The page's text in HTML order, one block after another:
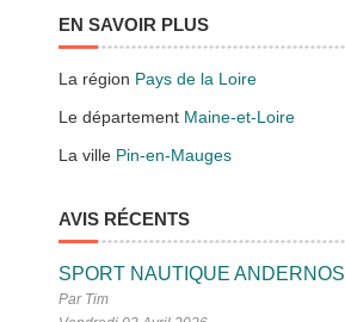
EN SAVOIR PLUS
La région Pays de la Loire
Le département Maine-et-Loire
La ville Pin-en-Mauges
AVIS RÉCENTS
SPORT NAUTIQUE ANDERNOS
Par Tim